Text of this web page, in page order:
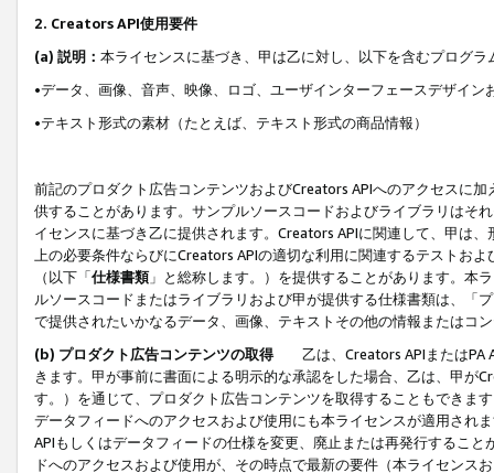
2. Creators API使用要件
(a) 説明： 本ライセンスに基づき、甲は乙に対し、以下を含むプログ
•データ、画像、音声、映像、ロゴ、ユーザインターフェースデザイ
•テキスト形式の素材（たとえば、テキスト形式の商品情報）
前記のプロダクト広告コンテンツおよびCreators APIへのアクセスに
供することがあります。サンプルソースコードおよびライブラリはそ
イセンスに基づき乙に提供されます。Creators APIに関連して、甲は
上の必要条件ならびにCreators APIの適切な利用に関連するテストお
（以下「仕様書類」と総称します。）を提供することがあります。本
ルソースコードまたはライブラリおよび甲が提供する仕様書類は、「
で提供されたいかなるデータ、画像、テキストその他の情報またはコ
(b) プロダクト広告コンテンツの取得
乙は、Creators APIまたはPA
きます。甲が事前に書面による明示的な承認をした場合、乙は、甲が
す。）を通じて、プロダクト広告コンテンツを取得することもできま
データフィードへのアクセスおよび使用にも本ライセンスが適用され
APIもしくはデータフィードの仕様を変更、廃止または再発行するこ
ドへのアクセスおよび使用が、その時点で最新の要件（本ライセン